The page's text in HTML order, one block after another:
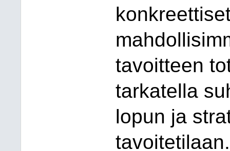
tavoitteen
tarkatella
lopun ja
tavoitetilaan.